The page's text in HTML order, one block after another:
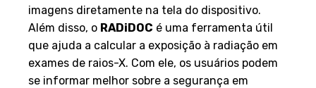
imagens diretamente na tela do dispositivo.
Além disso, o RADiDOC é uma ferramenta útil
que ajuda a calcular a exposição à radiação em
exames de raios-X. Com ele, os usuários podem
se informar melhor sobre a segurança em